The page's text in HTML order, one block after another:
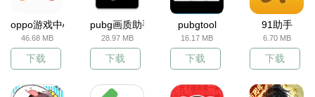
oppo游戏中心
46.68 MB
下载
pubg画质助手
28.97 MB
下载
pubgtool
16.17 MB
下载
91助手
6.70 MB
下载